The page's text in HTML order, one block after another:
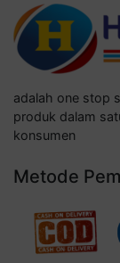
adalah one stop
produk dalam
konsumen
Metode